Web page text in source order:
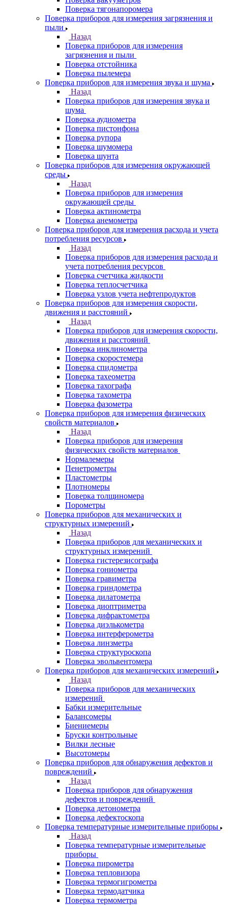
Поверка тягонапоромера
Поверка приборов для измерения загрязнения и
пыли
Назад
Поверка приборов для измерения
загрязнения и пыли
Поверка отстойника
Поверка пылемера
Поверка приборов для измерения звука и шума
Назад
Поверка приборов для измерения звука и
шума
Поверка аудиометра
Поверка пистонфона
Поверка рупора
Поверка шумомера
Поверка шунта
Поверка приборов для измерения окружающей
среды
Назад
Поверка приборов для измерения
окружающей среды
Поверка актинометра
Поверка анемометра
Поверка приборов для измерения расхода и учета
потребления ресурсов
Назад
Поверка приборов для измерения расхода и
учета потребления ресурсов
Поверка счетчика жидкости
Поверка теплосчетчика
Поверка узлов учета нефтепродуктов
Поверка приборов для измерения скорости,
движения и расстояний
Назад
Поверка приборов для измерения скорости,
движения и расстояний
Поверка инклинометра
Поверка скоростемера
Поверка спидометра
Поверка тахеометра
Поверка тахографа
Поверка тахометра
Поверка фазометра
Поверка приборов для измерения физических
свойств материалов
Назад
Поверка приборов для измерения
физических свойств материалов
Нормалемеры
Пенетрометры
Пластометры
Плотномеры
Поверка толщиномера
Порометры
Поверка приборов для механических и
структурных измерений
Назад
Поверка приборов для механических и
структурных измерений
Поверка гистерезисографа
Поверка гониометра
Поверка гравиметра
Поверка гриндометра
Поверка дилатометра
Поверка диоптриметра
Поверка дифрактометра
Поверка диэлькометра
Поверка интерферометра
Поверка линзметра
Поверка структуроскопа
Поверка эвольвентомера
Поверка приборов для механических измерений
Назад
Поверка приборов для механических
измерений
Бабки измерительные
Балансомеры
Биениемеры
Бруски контрольные
Вилки лесные
Высотомеры
Поверка приборов для обнаружения дефектов и
повреждений
Назад
Поверка приборов для обнаружения
дефектов и повреждений
Поверка детонометра
Поверка дефектоскопа
Поверка температурные измерительные приборы
Назад
Поверка температурные измерительные
приборы
Поверка пирометра
Поверка тепловизора
Поверка термогигрометра
Поверка термодатчика
Поверка термометра